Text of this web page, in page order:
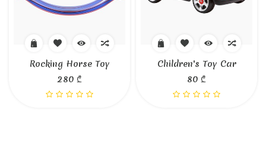
Rocking Horse Toy
280 ₾
Children's Toy Car
80 ₾